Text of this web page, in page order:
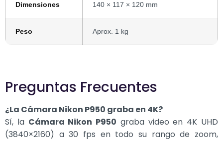
Dimensiones 140 × 117 × 120 mm
Peso Aprox. 1 kg
Preguntas Frecuentes
¿La Cámara Nikon P950 graba en 4K?
Sí, la Cámara Nikon P950 graba video en 4K UHD
(3840×2160) a 30 fps en todo su rango de zoom,